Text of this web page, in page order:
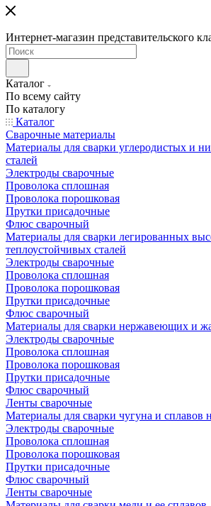
Интернет-магазин представительского
Каталог
По всему сайту
По каталогу
Каталог
Сварочные материалы
Материалы для сварки углеродистых и
сталей
Электроды сварочные
Проволока сплошная
Проволока порошковая
Прутки присадочные
Флюс сварочный
Материалы для сварки легированных
теплоустойчивых сталей
Электроды сварочные
Проволока сплошная
Проволока порошковая
Прутки присадочные
Флюс сварочный
Материалы для сварки нержавеющих и
Электроды сварочные
Проволока сплошная
Проволока порошковая
Прутки присадочные
Флюс сварочный
Ленты сварочные
Материалы для сварки чугуна и сплавов
Электроды сварочные
Проволока сплошная
Проволока порошковая
Прутки присадочные
Флюс сварочный
Ленты сварочные